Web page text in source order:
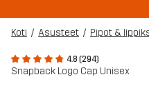
Koti Asusteet Pipot &
4.8 (294)
Snapback Logo Cap Unisex